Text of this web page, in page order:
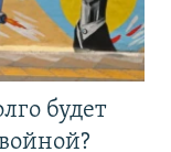
будет